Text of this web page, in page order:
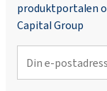
produktportalen
Capital Group